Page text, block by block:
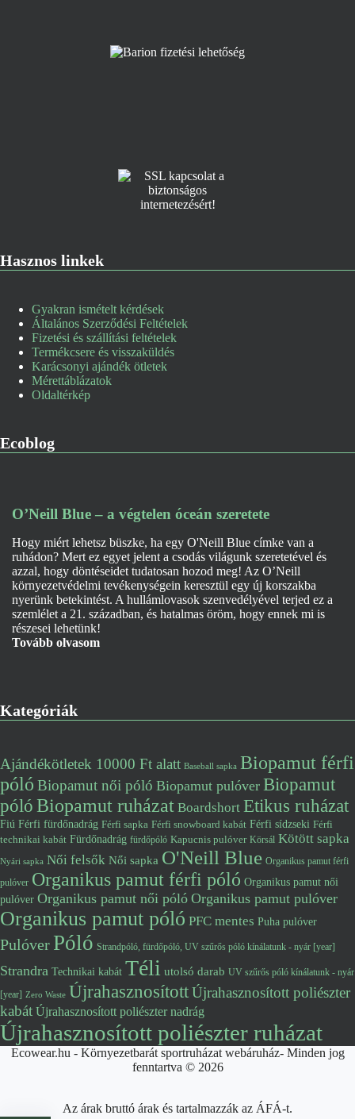
Hasznos linkek
Gyakran ismételt kérdések
Általános Szerződési Feltételek
Fizetési és szállítási feltételek
Termékcsere és visszaküldés
Karácsonyi ajándék ötletek
Mérettáblázatok
Oldaltérkép
Ecoblog
O’Neill Blue – a végtelen óceán szeretete
Hogy miért lehetsz büszke, ha egy O'Neill Blue címke van a
ruhádon? Mert ez egyet jelent a csodás világunk szeretetével és
azzal, hogy döntéseidet tudatosan hozod meg! Az O’Neill
környezetvédelmi tevékenységein keresztül egy új korszakba
nyerünk betekintést. A hullámlovasok szenvedélyével terjed ez a
szemlélet a 21. században, és hatalmas öröm, hogy ennek mi is
részesei lehetünk!
Tovább olvasom
Kategóriák
Ajándékötletek 10000 Ft alatt Baseball sapka Biopamut férfi
póló Biopamut női póló Biopamut pulóver Biopamut
pólóBiopamut ruházat Boardshort Etikus ruházat
Fiú Férfi fürdőnadrág Férfi sapka Férfi snowboard kabát Férfi sídzseki Férfi
technikai kabát Fürdőnadrág fürdőpóló Kapucnis pulóver Körsál Kötött sapka
Nyári sapka Női felsők Női sapka O'Neill Blue Organikus pamut férfi
pulóver Organikus pamut férfi póló Organikus pamut női
pulóver Organikus pamut női póló Organikus pamut pulóver
Organikus pamut póló PFC mentes Puha pulóver
PulóverPóló Strandpóló, fürdőpóló, UV szűrős póló kínálatunk - nyár [year]
Strandra Technikai kabát Téli utolsó darab UV szűrős póló kínálatunk - nyár
[year] Zero Waste ÚjrahasznosítottÚjrahasznosított poliészter
kabát Újrahasznosított poliészter nadrág
Újrahasznosított poliészter ruházat
Ecowear.hu - Környezetbarát sportruházat webáruház- Minden jog
fenntartva © 2026
Az árak bruttó árak és tartalmazzák az ÁFÁ-t.